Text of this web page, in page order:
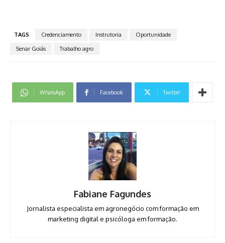
TAGS Credenciamento Instrutoria
Oportunidade
Senar Goiás
Trabalho agro
WhatsApp Facebook Twitter
Fabiane Fagundes
Jornalista especialista em agronegócio com formação em
marketing digital e psicóloga em formação.